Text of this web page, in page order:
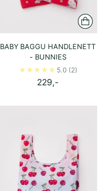
BABY BAGGU HANDLENETT
- BUNNIES
5.0 (2)
229,-